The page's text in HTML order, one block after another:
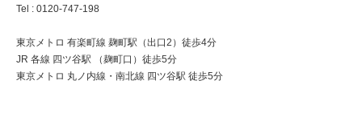
Tel : 0120-747-198
東京メトロ 有楽町線 麹町駅（出口2）徒歩4分
JR 各線 四ツ谷駅 （麹町口）徒歩5分
東京メトロ 丸ノ内線・南北線 四ツ谷駅 徒歩5分